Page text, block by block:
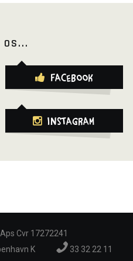
OS...
Facebook
Instagram
Cvr 17272241
K
33 32 22 11